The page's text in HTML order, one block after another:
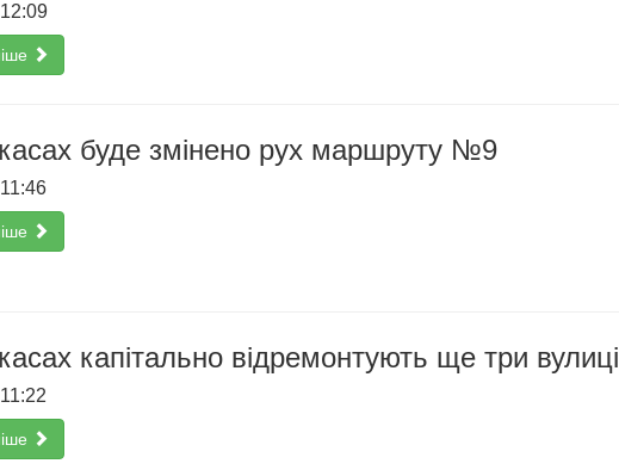
буде змінено рух маршруту №9
капітально відремонтують ще три вулиці